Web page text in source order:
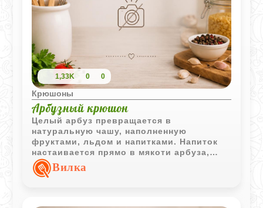
1,33K 0 0
Крюшоны
Арбузный крюшон
Целый арбуз превращается в
натуральную чашу, наполненную
фруктами, льдом и напитками. Напиток
настаивается прямо в мякоти арбуза,
приобретая лёгкие освежающие оттенки,
а затем разливается по бокалам.
Вилка